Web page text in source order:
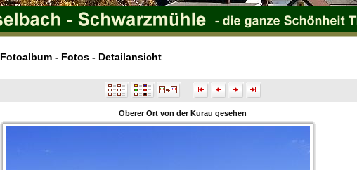
Fotoalbum - Fotos - Detailansicht
Oberer Ort von der Kurau gesehen